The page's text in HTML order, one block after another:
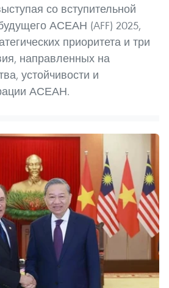
со вступительной
АСЕАН (AFF) 2025,
приоритета и три
направленных на
устойчивости и
АСЕАН.